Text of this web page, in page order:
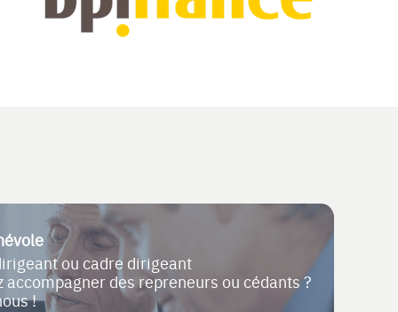
ou cadre dirigeant
accompagner des repreneurs ou cédants ?
!